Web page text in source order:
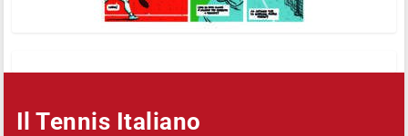
Il Tennis Italiano